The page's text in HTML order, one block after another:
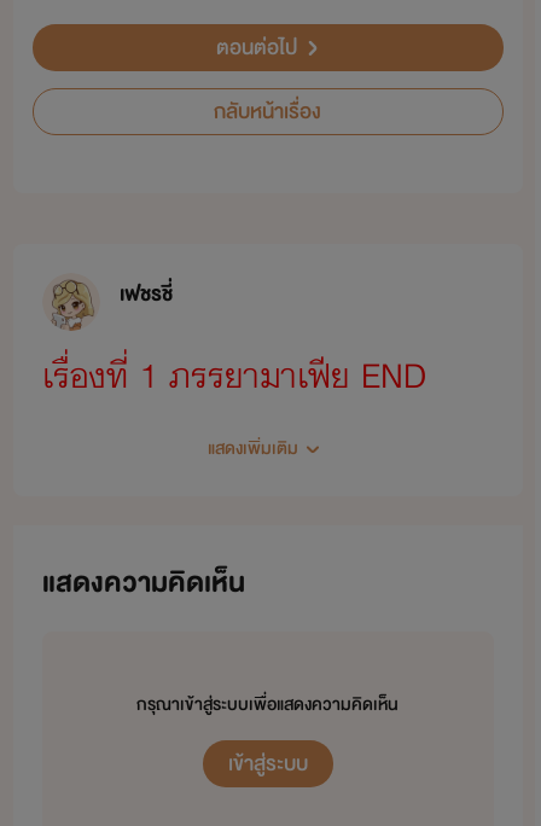
ตอนต่อไป
กลับหน้าเรื่อง
เฟชรชี่
เรื่องที่ 1 ภรรยามาเฟีย END
เรื่องที่ 2 คุณหนูมาเฟีย ภาคต่อ
แล้ว)
เรื่องที่ 3 เรื่องร้ายของสองพี่น้อง
แสดงเพิ่มเติม
แสดงความคิดเห็น
กรุณาเข้าสู่ระบบเพื่อแสดงความคิดเห็น
เข้าสู่ระบบ